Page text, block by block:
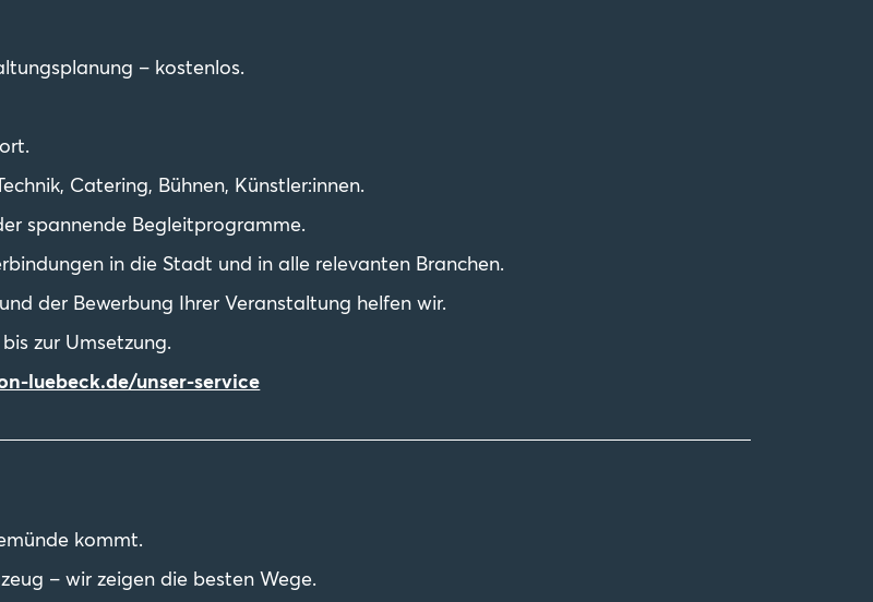
– kostenlos.
Catering, Bühnen, Künstler:innen.
spannende Begleitprogramme.
in die Stadt und in alle relevanten Branchen.
der Bewerbung Ihrer Veranstaltung helfen wir.
zur Umsetzung.
luebeck.de/unser-service
kommt.
– wir zeigen die besten Wege.